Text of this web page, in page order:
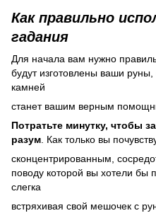
Как правильно
гадания
Для начала вам нужно
будут изготовлены ваши
камней
станет вашим верным
Потратьте минутку, чтобы
разум . Как только вы
сконцентрированным,
поводу которой вы хотели бы
слегка
встряхивая свой мешочек с